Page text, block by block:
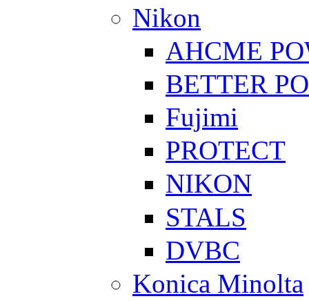
Nikon
AHCME
BETTER
Fujimi
PROTECT
NIKON
STALS
DVBC
Konica Minolta